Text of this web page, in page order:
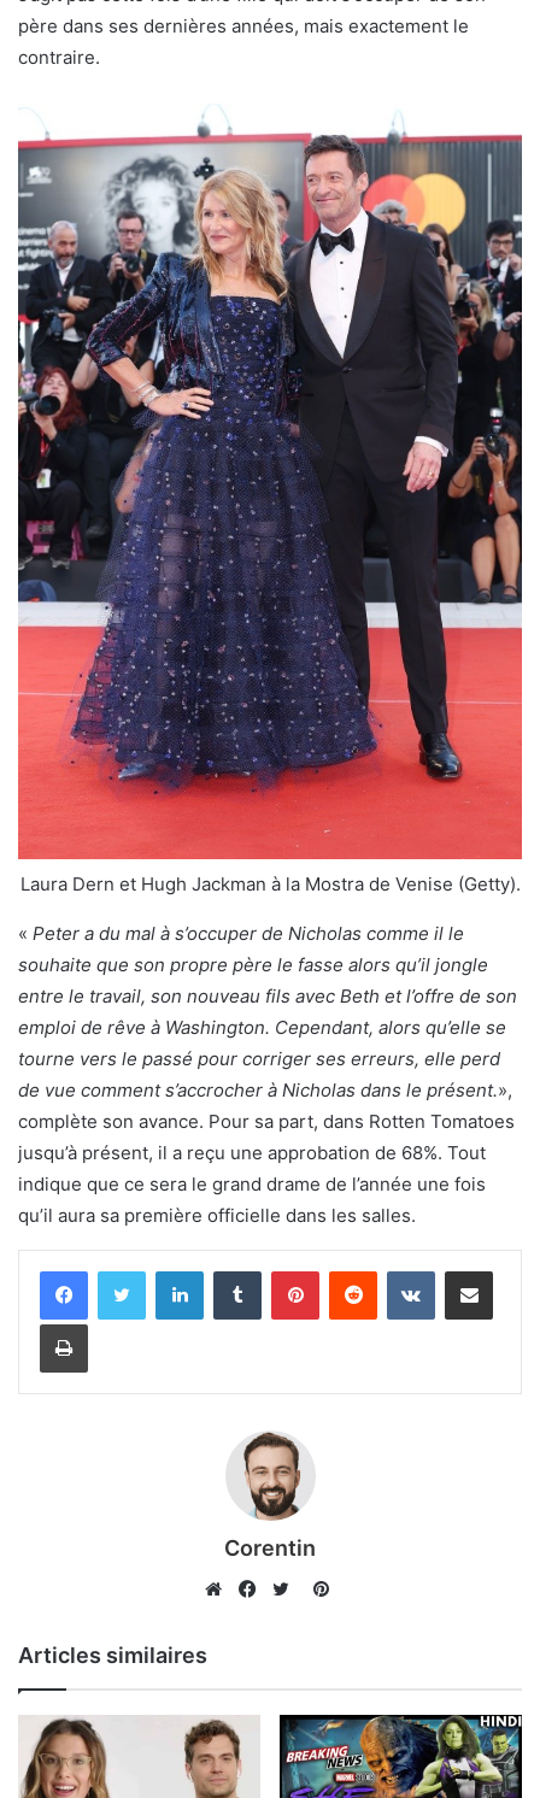
père dans ses dernières années, mais exactement le
contraire.
Laura Dern et Hugh Jackman à la Mostra de Venise (Getty).
« Peter a du mal à s’occuper de Nicholas comme il le
souhaite que son propre père le fasse alors qu’il jongle
entre le travail, son nouveau fils avec Beth et l’offre de son
emploi de rêve à Washington. Cependant, alors qu’elle se
tourne vers le passé pour corriger ses erreurs, elle perd
de vue comment s’accrocher à Nicholas dans le présent.»,
complète son avance. Pour sa part, dans Rotten Tomatoes
jusqu’à présent, il a reçu une approbation de 68%. Tout
indique que ce sera le grand drame de l’année une fois
qu’il aura sa première officielle dans les salles.
LinkedinTumblr PinterestReddit VKontaktePartager par email
Imprimer
Corentin
Pinterest
Articles similaires